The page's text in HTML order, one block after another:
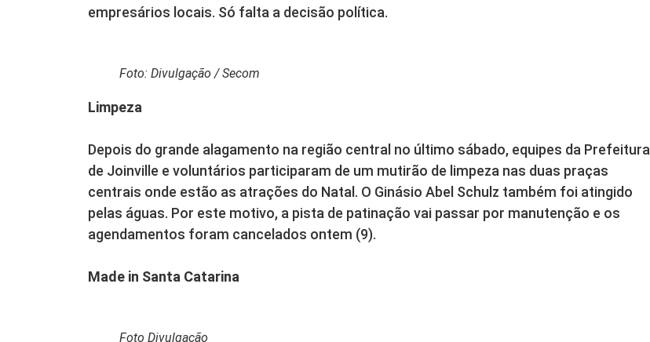
empresários locais. Só falta a decisão política.
Foto: Divulgação / Secom
Limpeza
Depois do grande alagamento na região central no último sábado, equipes da Prefeitura
de Joinville e voluntários participaram de um mutirão de limpeza nas duas praças
centrais onde estão as atrações do Natal. O Ginásio Abel Schulz também foi atingido
pelas águas. Por este motivo, a pista de patinação vai passar por manutenção e os
agendamentos foram cancelados ontem (9).
Made in Santa Catarina
Foto Divulgação